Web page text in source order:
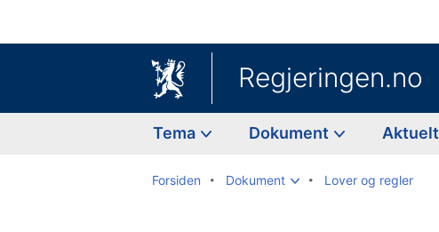
Regjeringen.no
Tema Dokument Aktuelt
Forsiden Dokument Lover og regler